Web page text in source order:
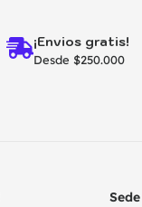
¡Envios gratis!
Desde $250.000